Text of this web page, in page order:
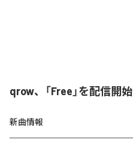
qrow、「Free」を配信開始
新曲情報